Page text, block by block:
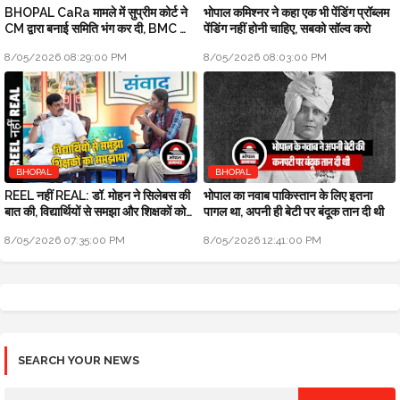
BHOPAL CaRa मामले में सुप्रीम कोर्ट ने
CM द्वारा बनाई समिति भंग कर दी, BMC को
8/05/2026 08:29:00 PM
भोपाल कमिश्नर ने कहा एक भी पेंडिंग प्रॉब्लम
पेंडिंग नहीं होनी चाहिए, सबको सॉल्व करो
8/05/2026 08:03:00 PM
BHOPAL
REEL नहीं REAL: डॉ. मोहन ने सिलेबस की
बात की, विद्यार्थियों से समझा और शिक्षकों को
8/05/2026 07:35:00 PM
BHOPAL
भोपाल का नवाब पाकिस्तान के लिए इतना
पागल था, अपनी ही बेटी पर बंदूक तान दी थी
8/05/2026 12:41:00 PM
SEARCH YOUR NEWS